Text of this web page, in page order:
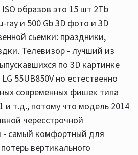
образов это 15 шт 2Tb
ray и 500 Gb 3D фото и 3D
сьемки: праздники,
Телевизор - лучший из
по 3D картинке
55UB850V но естественно
современных фишек типа
и т.д., потому что модель 2014
чересстрочной
- самый комфортный для
вертикального